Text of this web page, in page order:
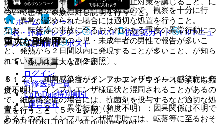
保護者等は転落等の事故に対する防止対策を講じること、に
ついて患者・家族に対し説明を行うこと。
なお、転落等の事故に至るおそれのある重度の異常行動につ
いては、就学以降の小児・未成年者の男性で報告が多いこ
と、発熱から２日間以内に発現することが多いこと、が知ら
れている〔１１．１．２参照〕。
８．２． 細菌感染症がインフルエンザウイルス感染症に合
併したり、インフルエンザ様症状と混同されることがあるの
で、細菌感染症の場合には、抗菌剤を投与するなど適切な処
置を行うこと〔５．１参照〕。
次の副作用があらわれることがあるので、観察を十分に行
い、異常が認められた場合には適切な処置を行うこと。
重大な副作用
１１．１． 重大な副作用
１１．１．１． ショック、アナフィラキシー（いずれも頻
度不明）。
１１．１．２． 異常行動（頻度不明）：因果関係は不明で
あるものの、インフルエンザ罹患時には、転落等に至るおそ
ホーム
ノート
表・計算
レジメン CTCAE 抗菌薬ガイド
ERマニュ
アル
薬剤情報 ポスト
新規登録
ログイン
監修医師一覧
UpToDate特別割引
運営会社
© 2021 HOKUTO Inc. All rights reserved.